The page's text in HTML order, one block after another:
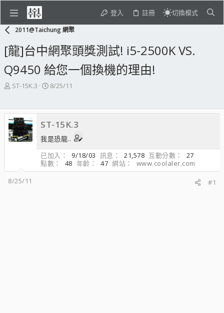
登入 註冊 切換模式
2011@Taichung 網聚
[龍]台中網聚頭獎測試! i5-2500K VS.
Q9450 給您一個換機的理由!
主
起
人
ST-15K.3
開
期
8/25/11
ST-15K.3
我是恐龍..
已加入
9/18/03 訊息 21,578 互動分數
27
點數
48 年齡 47 網站
www.coolaler.com
8/25/11
#1